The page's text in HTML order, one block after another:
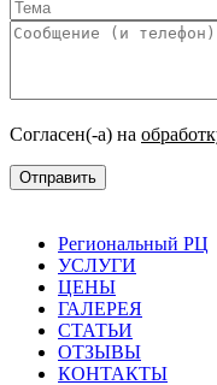
Согласен(-а) на
Региональный РЦ
УСЛУГИ
ЦЕНЫ
ГАЛЕРЕЯ
СТАТЬИ
ОТЗЫВЫ
КОНТАКТЫ